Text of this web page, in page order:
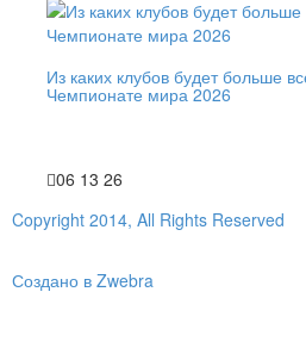
Из каких клубов будет больше
Чемпионате мира 2026
06 13 26
Copyright 2014, All Rights Reserved
Создано в Zwebra